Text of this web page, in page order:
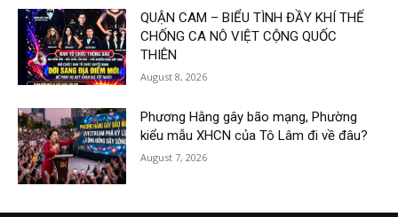
QUẬN CAM – BIỂU TÌNH ĐẦY KHÍ THẾ
CHỐNG CA NÔ VIỆT CỘNG QUỐC
THIÊN
August 8, 2026
Phương Hằng gây bão mạng, Phường
kiểu mẫu XHCN của Tô Lâm đi về đâu?
August 7, 2026